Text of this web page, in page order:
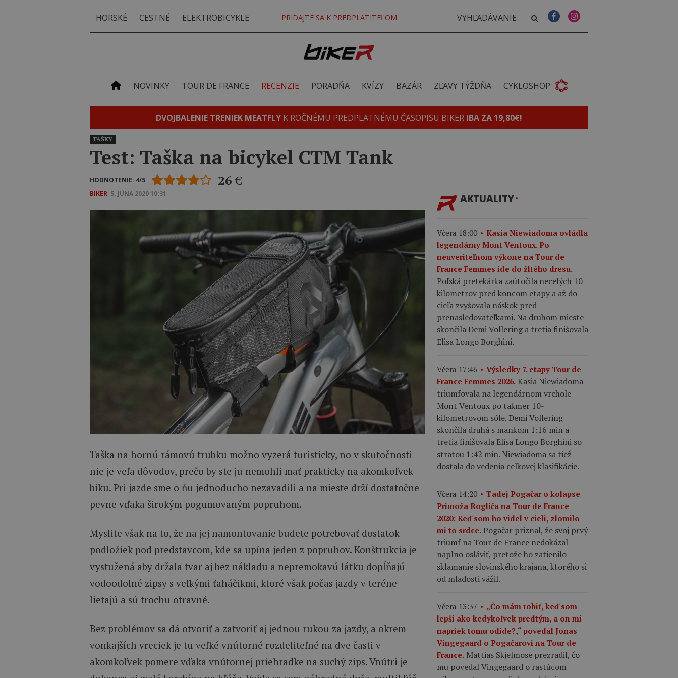
HORSKÉ CESTNÉ ELEKTROBICYKLE PRIDAJTE SA K PREDPLATITEĽOM
NOVINKY TOUR DE FRANCE RECENZIE PORADŇA KVÍZY BAZÁR ZĽAVY TÝŽDŇA CYKLOSHOP
DVOJBALENIE TRENIEK MEATFLY K ROČNÉMU PREDPLATNÉMU ČASOPISU BIKER IBA ZA 19,80€!
TAŠKY
Test: Taška na bicykel CTM Tank
HODNOTENIE: 4/5 26€
BIKER 5. JÚNA 2020 10:31
Taška na hornú rámovú trubku možno vyzerá turisticky, no v skutočnosti
nie je veľa dôvodov, prečo by ste ju nemohli mať prakticky na akomkoľvek
biku. Pri jazde sme o ňu jednoducho nezavadili a na mieste drží dostatočne
pevne vďaka širokým pogumovaným popruhom.
Myslite však na to, že na jej namontovanie budete potrebovať dostatok
podložiek pod predstavcom, kde sa upína jeden z popruhov. Konštrukcia je
vystužená aby držala tvar aj bez nákladu a nepremokavú látku dopĺňajú
vodoodolné zipsy s veľkými ťaháčikmi, ktoré však počas jazdy v teréne
lietajú a sú trochu otravné.
Bez problémov sa dá otvoriť a zatvoriť aj jednou rukou za jazdy, a okrem
vonkajších vreciek je tu veľké vnútorné rozdeliteľné na dve časti v
akomkoľvek pomere vďaka vnútornej priehradke na suchý zips. Vnútri je
AKTUALITY
Včera 18:00
Kasia Niewiadoma ovládla
legendárny Mont Ventoux. Po
neuveriteľnom výkone na Tour de
France Femmes ide do žltého dresu.
Poľská pretekárka zaútočila necelých 10
kilometrov pred koncom etapy a až do
cieľa zvyšovala náskok pred
prenasledovateľkami. Na druhom mieste
skončila Demi Vollering a tretia finišovala
Elisa Longo Borghini.
Včera 17:46
Výsledky 7. etapy Tour de
France Femmes 2026. Kasia Niewiadoma
triumfovala na legendárnom vrchole
Mont Ventoux po takmer 10-
kilometrovom sóle. Demi Vollering
skončila druhá s mankom 1:16 min a
tretia finišovala Elisa Longo Borghini so
stratou 1:42 min. Niewiadoma sa tiež
dostala do vedenia celkovej klasifikácie.
Včera 14:20
Tadej Pogačar o kolapse
Primoža Rogliča na Tour de France
2020: Keď som ho videl v cieli, zlomilo
mi to srdce. Pogačar priznal, že svoj prvý
triumf na Tour de France nedokázal
naplno osláviť, pretože ho zatienilo
sklamanie slovinského krajana, ktorého si
od mladosti vážil.
Včera 13:37
„Čo mám robiť, keď som
lepší ako kedykoľvek predtým, a on mi
napriek tomu odíde?,“ povedal Jonas
Vingegaard o Pogačarovi na Tour de
France. Mattias Skjelmose prezradil, čo
mu povedal Vingegaard o rastúcom